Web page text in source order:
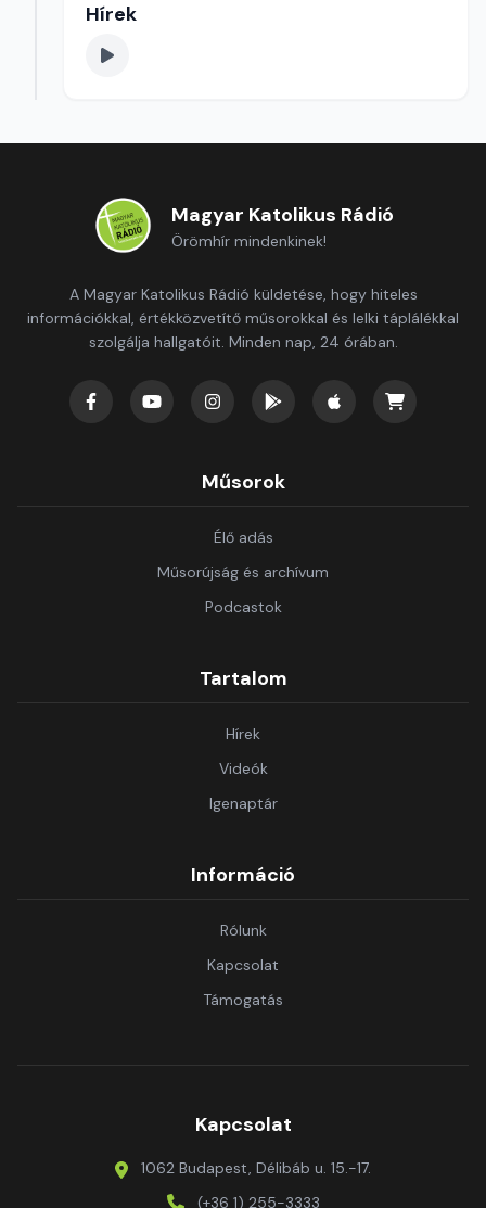
Hírek
Magyar Katolikus Rádió
Örömhír mindenkinek!
A Magyar Katolikus Rádió küldetése, hogy hiteles
információkkal, értékközvetítő műsorokkal és lelki táplálékkal
szolgálja hallgatóit. Minden nap, 24 órában.
Műsorok
Élő adás
Műsorújság és archívum
Podcastok
Tartalom
Hírek
Videók
Igenaptár
Információ
Rólunk
Kapcsolat
Támogatás
Kapcsolat
1062 Budapest, Délibáb u. 15.-17.
(+36 1) 255-3333